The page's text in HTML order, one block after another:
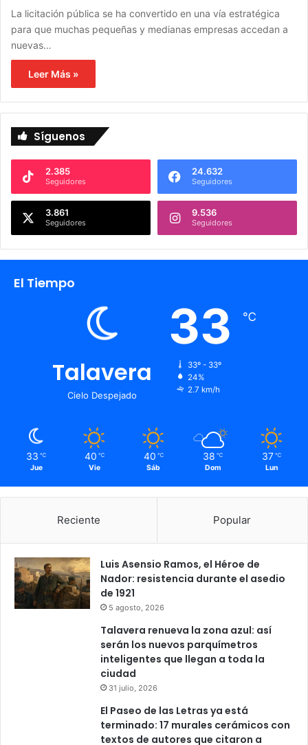
La licitación pública se ha convertido en una vía estratégica
para que muchas pequeñas y medianas empresas accedan a
nuevas…
Leer Más »
Síguenos
2.385
Seguidores
24.632
Seguidores
3.861
Seguidores
9.536
Seguidores
El Tiempo
Talavera
Cielo Despejado
33 ℃
33º - 33º
24%
2.7 km/h
33 ℃
Jue
40 ℃
Vie
40 ℃
Sáb
38 ℃
Dom
37 ℃
Lun
Reciente Popular
Luis Asensio Ramos, el Héroe de
Nador: resistencia durante el asedio
de 1921
5 agosto, 2026
Talavera renueva la zona azul: así
serán los nuevos parquímetros
inteligentes que llegan a toda la
ciudad
31 julio, 2026
El Paseo de las Letras ya está
terminado: 17 murales cerámicos con
textos de autores que citaron a